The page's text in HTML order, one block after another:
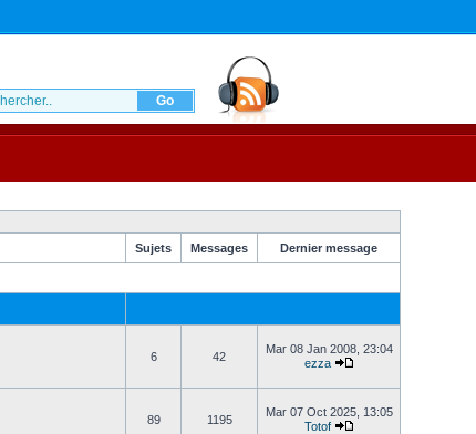
Sujets Messages Dernier message
6 42
Mar 08 Jan 2008, 23:04
ezza
89 1195
Mar 07 Oct 2025, 13:05
Totof